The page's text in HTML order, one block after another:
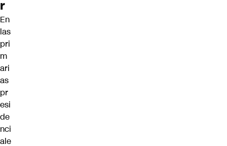
r
En
las
pri
m
ari
as
pr
esi
de
nci
ale